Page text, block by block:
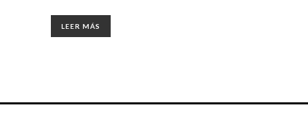
LEER MÁS